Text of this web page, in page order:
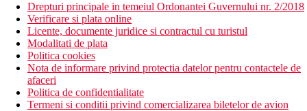
parcare privata si publica
Descrierea plajei
plaja ingusta de nisip langa hotel
Activitati sportive gratuite
piscina pentru adulti si copii
activitati acvatice la plaja contra cost
Drepturi principale in temeiul Ordonantei Guvernului nr. 2/2018
Verificare si plata online
Licente, documente juridice si contractul cu turistul
Modalitati de plata
Politica cookies
Nota de informare privind protectia datelor pentru contactele de
afaceri
Politica de confidentialitate
Termeni si conditii privind comercializarea biletelor de avion